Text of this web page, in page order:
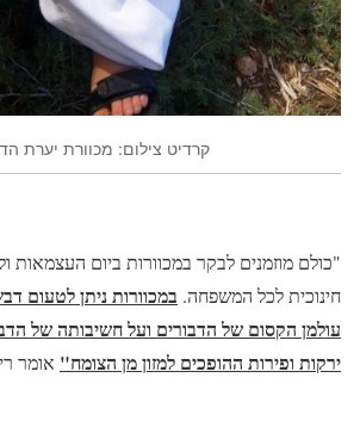
קרדיט צילום: מכוורת יערת
"כולם מוזמנים לבקר במכוורות ביום העצמאות
חינוכית לכל המשפחה. במכוורות ניתן לטעום
עולמן הקסום של הדבורים ועל חשיבותה של
ירקות ופירות ההופכים למזון מן הצומח" אומר